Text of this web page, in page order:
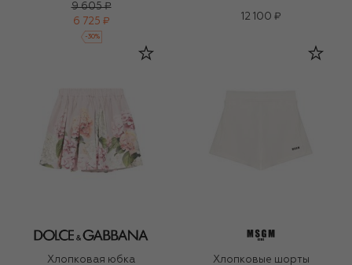
9 605 ₽
6 725 ₽
-30%
12 100 ₽
Хлопковая юбка
Хлопковые шорты